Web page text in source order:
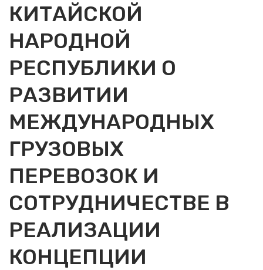
КИТАЙСКОЙ
НАРОДНОЙ
РЕСПУБЛИКИ О
РАЗВИТИИ
МЕЖДУНАРОДНЫХ
ГРУЗОВЫХ
ПЕРЕВОЗОК И
СОТРУДНИЧЕСТВЕ В
РЕАЛИЗАЦИИ
КОНЦЕПЦИИ